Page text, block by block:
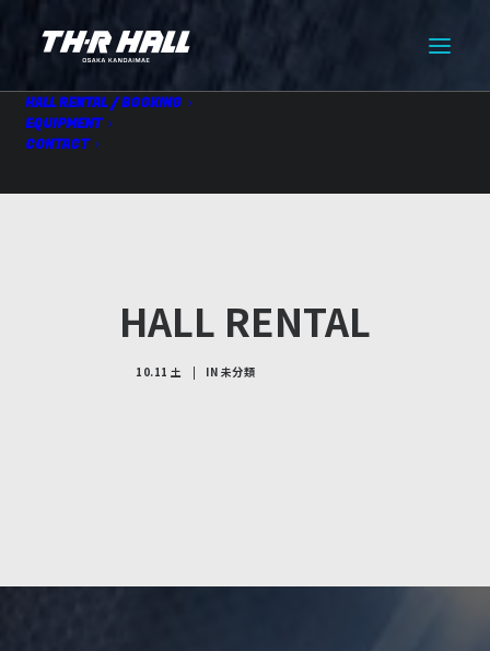
HALL RENTAL / BOOKING
EQUIPMENT
CONTACT
HALL RENTAL
10.11 土 | IN 未分類